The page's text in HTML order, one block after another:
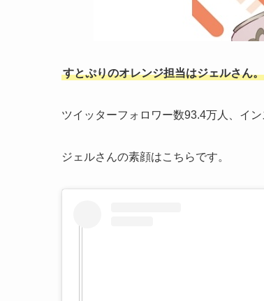
すとぷりのオレンジ担当はジェルさん。
ツイッターフォロワー数93.4万人、イ
ジェルさんの素顔はこちらです。